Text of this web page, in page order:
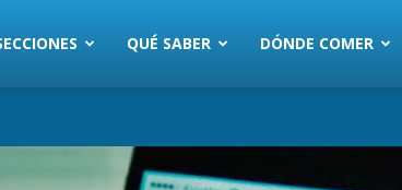
QUÉ SABER DÓNDE COMER